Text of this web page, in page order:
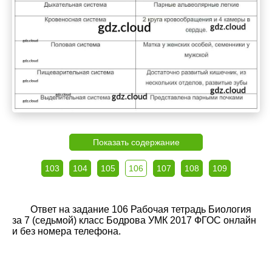
Показать содержание
103 104 105 106 107 108 109
Ответ на задание 106 Рабочая тетрадь Биология
за 7 (седьмой) класс Бодрова УМК 2017 ФГОС онлайн
и без номера телефона.